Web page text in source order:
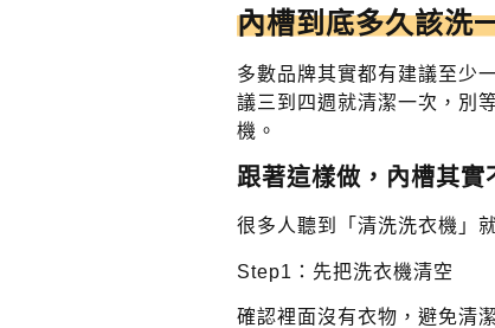
內槽到底多久該洗
多數品牌其實都有建議至少
議三到四週就清潔一次，別
機。
跟著這樣做，內槽其實
很多人聽到「清洗洗衣機」
Step1：先把洗衣機清空
確認裡面沒有衣物，避免清